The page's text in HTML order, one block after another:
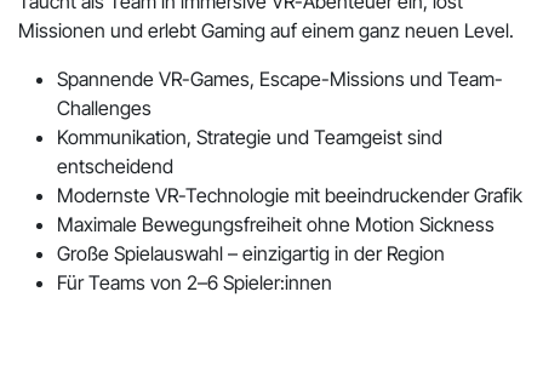
Missionen und erlebt Gaming auf einem ganz neuen Level.
Spannende VR-Games, Escape-Missions und Team-
Challenges
Kommunikation, Strategie und Teamgeist sind
entscheidend
Modernste VR-Technologie mit beeindruckender Grafik
Maximale Bewegungsfreiheit ohne Motion Sickness
Große Spielauswahl – einzigartig in der Region
Für Teams von 2–6 Spieler:innen